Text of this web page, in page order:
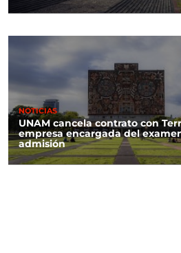
NOTICIAS
UNAM cancela contrato con
empresa encargada del
admisión